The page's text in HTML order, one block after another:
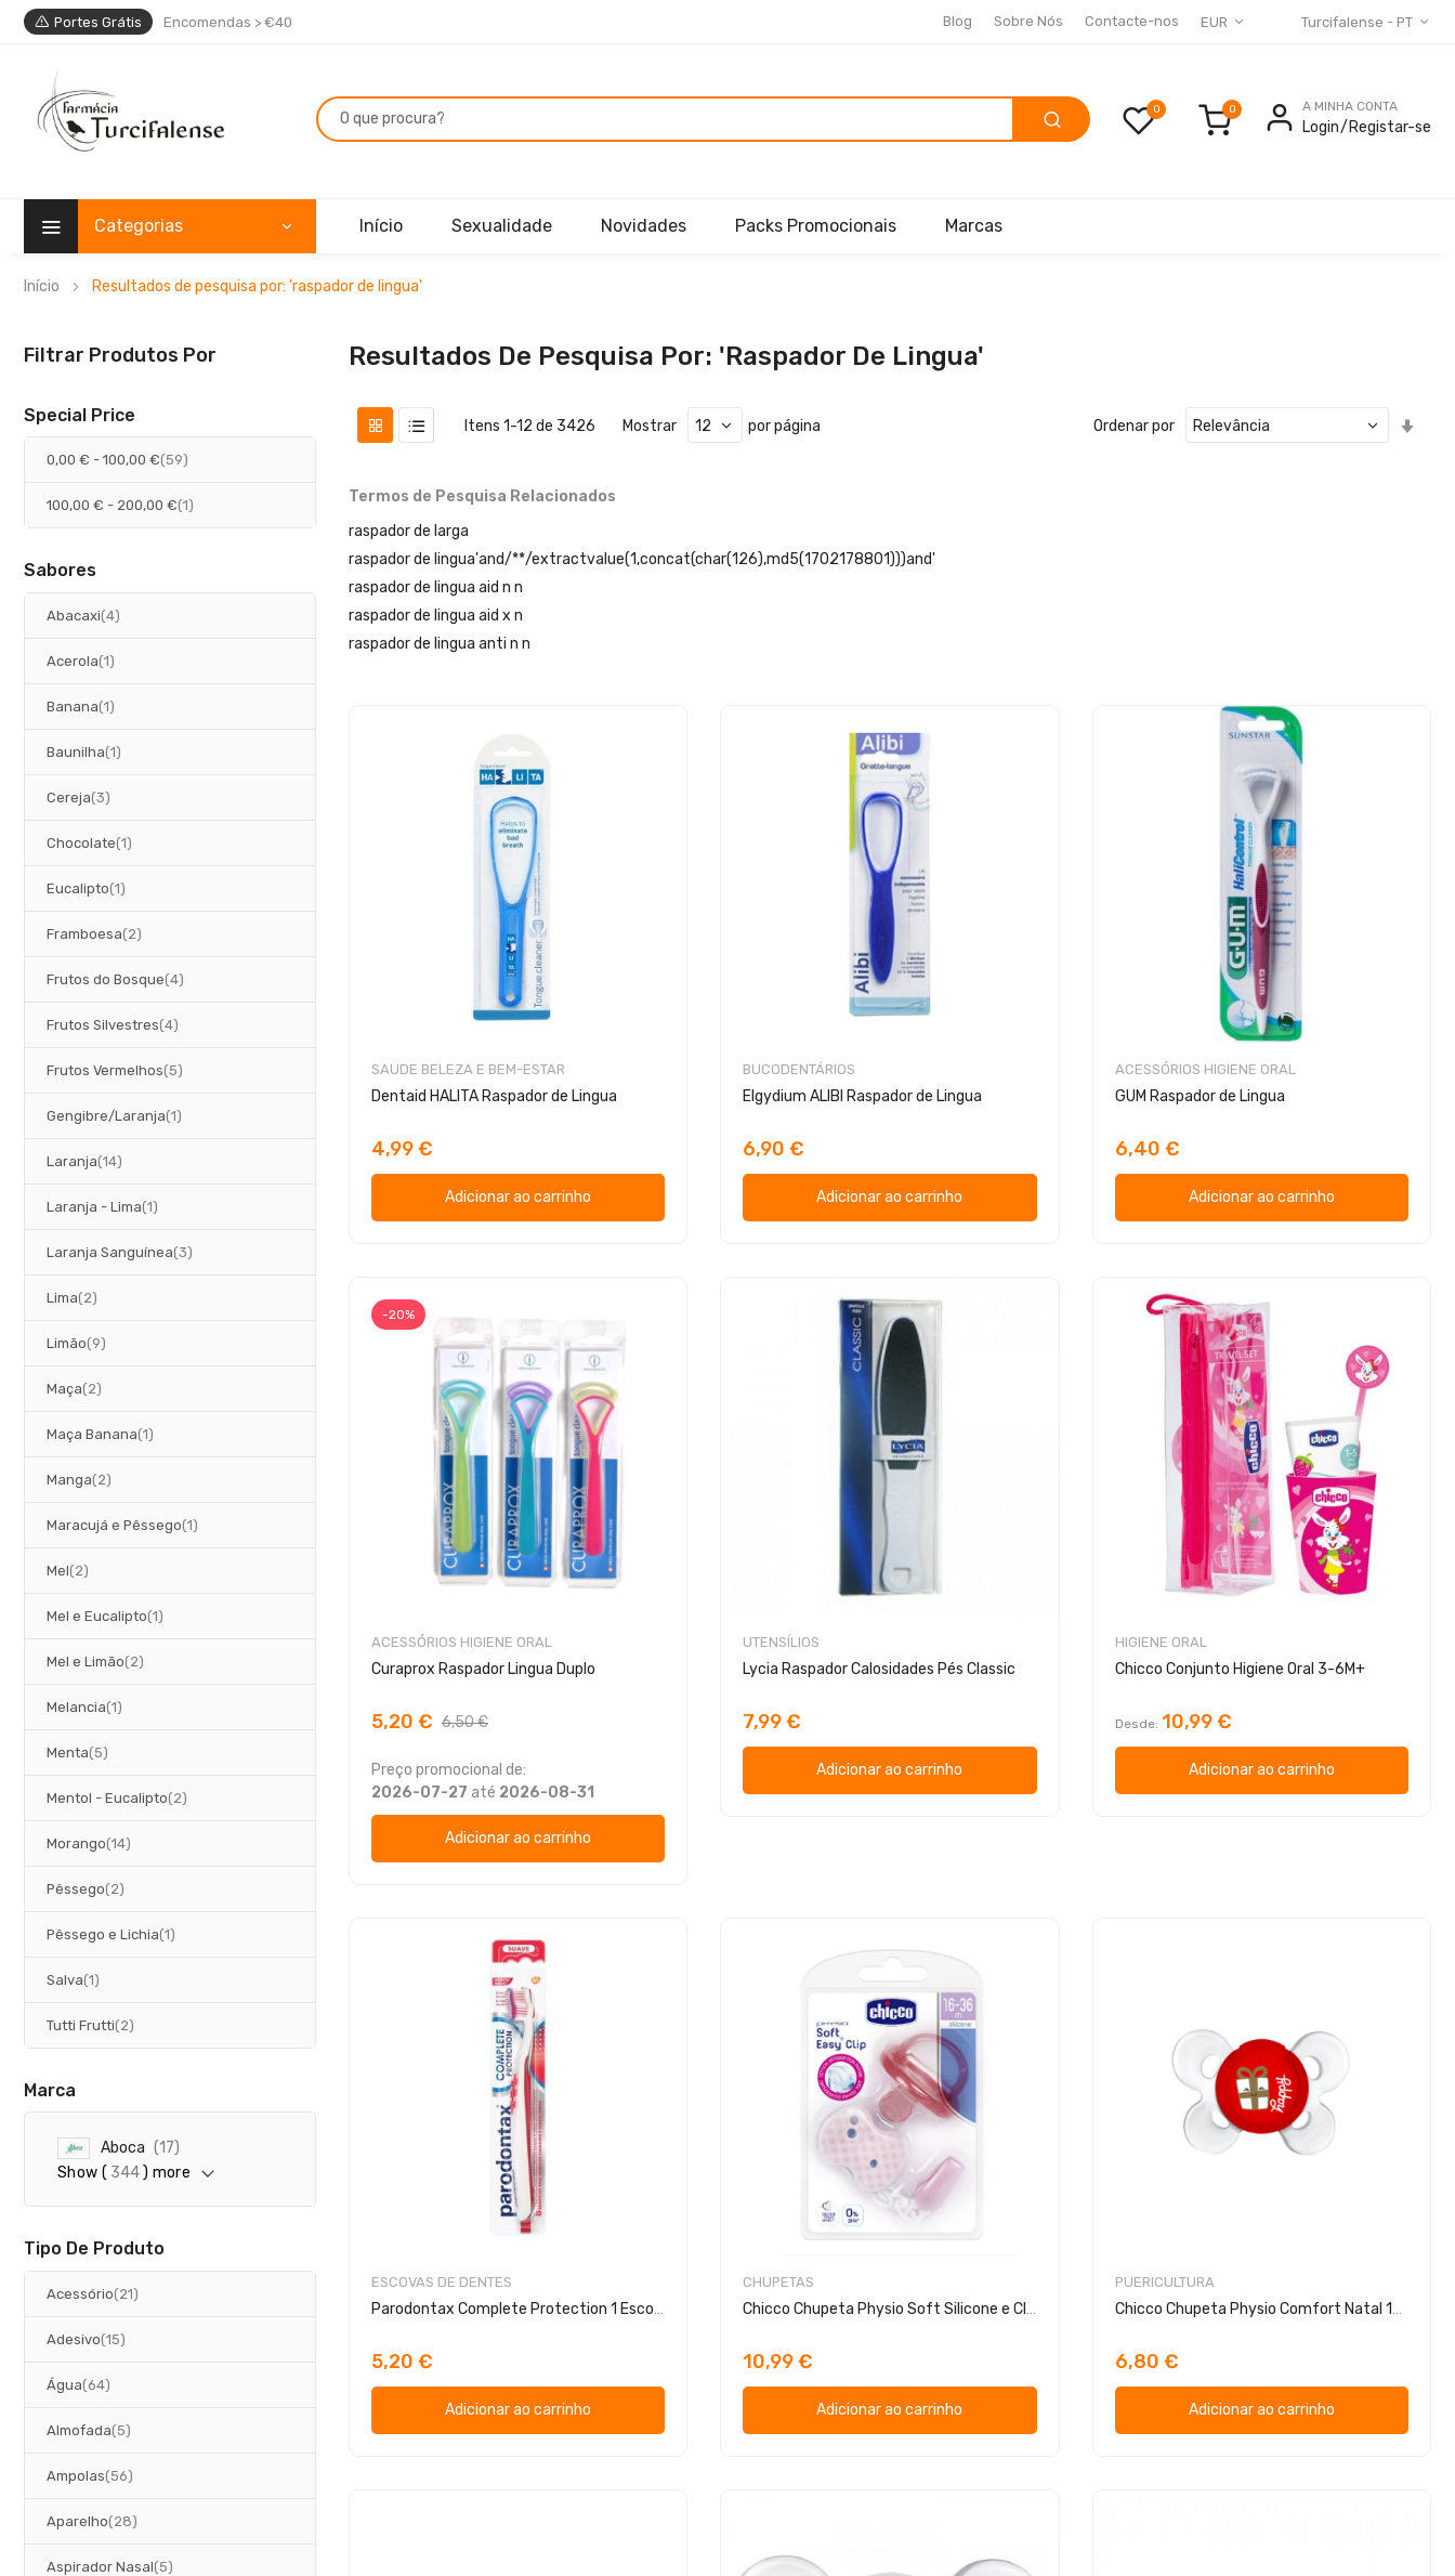
Portes Grátis Encomendas > €40 EUR Turcifalense - PT
Blog Sobre Nós Contacte-nos
0 A MINHA CONTA
Login Registar-se
Categorias Início Sexualidade Novidades Packs Promocionais Marcas
Início Resultados de pesquisa por: 'raspador de lingua'
Resultados De Pesquisa Por: 'raspador De Lingua'
Itens 1-12 de 3426 Mostrar por página Ordenar por
Termos de Pesquisa Relacionados
raspador de larga
raspador de lingua'and/**/extractvalue(1,concat(char(126),md5(1702178801)))and'
raspador de lingua aid n n
raspador de lingua aid x n
raspador de lingua anti n n
SAUDE BELEZA E BEM-ESTAR
Dentaid HALITA Raspador de Lingua
4,99 €
Adicionar ao carrinho
BUCODENTÁRIOS
Elgydium ALIBI Raspador de Lingua
6,90 €
Adicionar ao carrinho
ACESSÓRIOS HIGIENE ORAL
GUM Raspador de Lingua
6,40 €
Adicionar ao carrinho
-20%
ACESSÓRIOS HIGIENE ORAL
Curaprox Raspador Lingua Duplo
5,20 € 6,50 €
Preço promocional de:
2026-07-27 até 2026-08-31
Adicionar ao carrinho
UTENSÍLIOS
Lycia Raspador Calosidades Pés Classic
7,99 €
Adicionar ao carrinho
HIGIENE ORAL
Chicco Conjunto Higiene Oral 3-6M+
Desde 10,99 €
Adicionar ao carrinho
ESCOVAS DE DENTES
Parodontax Complete Protection 1 Escova
5,20 €
Adicionar ao carrinho
CHUPETAS
Chicco Chupeta Physio Soft Silicone e Clip 16-36m
10,99 €
Adicionar ao carrinho
PUERICULTURA
Chicco Chupeta Physio Comfort Natal 12m+
6,80 €
Adicionar ao carrinho
Filtrar Produtos Por
Special Price
0,00 € - 100,00 € 59
artigos
100,00 € - 200,00 € 1
artigo
Sabores
Abacaxi 4
artigos
Acerola 1
artigo
Banana 1
artigo
Baunilha 1
artigo
Cereja 3
artigos
Chocolate 1
artigo
Eucalipto 1
artigo
Framboesa 2
artigos
Frutos do Bosque 4
artigos
Frutos Silvestres 4
artigos
Frutos Vermelhos 5
artigos
Gengibre/Laranja 1
artigo
Laranja 14
artigos
Laranja - Lima 1
artigo
Laranja Sanguínea 3
artigos
Lima 2
artigos
Limão 9
artigos
Maça 2
artigos
Maça Banana 1
artigo
Manga 2
artigos
Maracujá e Pêssego 1
artigo
Mel 2
artigos
Mel e Eucalipto 1
artigo
Mel e Limão 2
artigos
Melancia 1
artigo
Menta 5
artigos
Mentol - Eucalipto 2
artigos
Morango 14
artigos
Pêssego 2
artigos
Pêssego e Lichia 1
artigo
Salva 1
artigo
Tutti Frutti 2
artigos
Marca
Aboca 17
r
t
Show ( 344) more
Tipo De Produto
Acessório 21
artigos
Adesivo 15
artigos
Água 64
artigos
Almofada 5
artigos
Ampolas 56
artigos
Aparelho 28
artigos
Aspirador Nasal 5
artigos